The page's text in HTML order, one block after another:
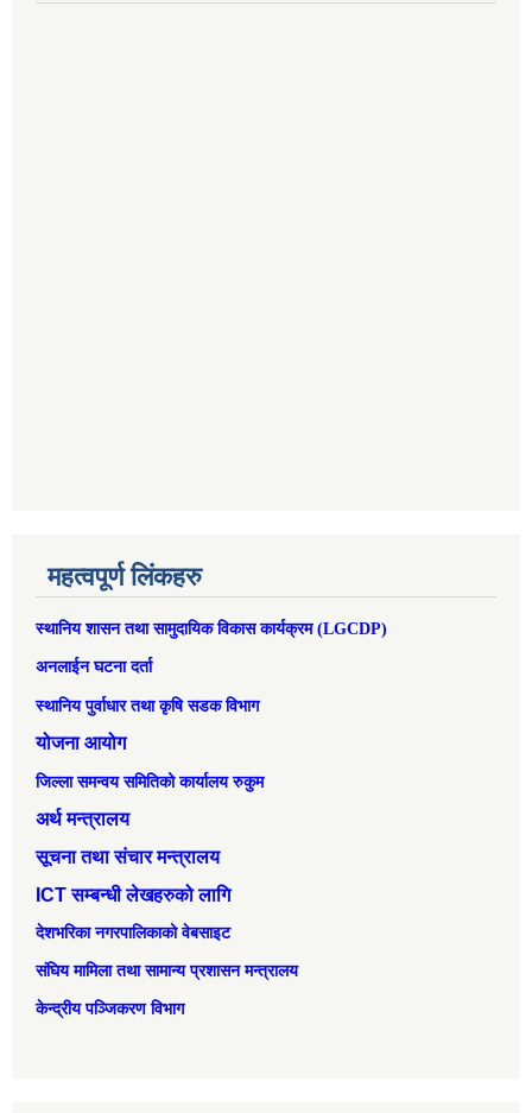
महत्वपूर्ण लिंकहरु
स्थानिय शासन तथा सामुदायिक विकास कार्यक्रम (LGCDP)
अनलाईन घटना दर्ता
स्थानिय पुर्वाधार तथा कृषि सडक विभाग
योजना आयोग
जिल्ला समन्वय समितिको कार्यालय रुकुम
अर्थ मन्त्रालय
सूचना तथा संचार मन्त्रालय
ICT सम्बन्धी लेखहरुको लागि
देशभरिका नगरपालिकाको वेबसाइट
संघिय मामिला तथा सामान्‍य प्रशासन मन्त्रालय
केन्द्रीय पञ्जिकरण विभाग